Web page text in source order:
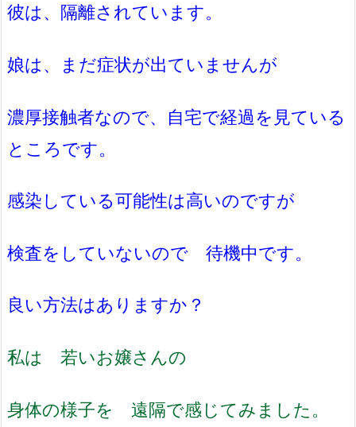
彼は、隔離されています。
娘は、まだ症状が出ていませんが
濃厚接触者なので、自宅で経過を見ている
ところです。
感染している可能性は高いのですが
検査をしていないので 待機中です。
良い方法はありますか？
私は 若いお嬢さんの
身体の様子を 遠隔で感じてみました。